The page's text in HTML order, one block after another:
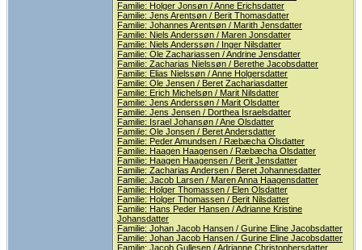
Familie: Holger Jonsøn / Anne Erichsdatter
Familie: Jens Arentsøn / Berit Thomasdatter
Familie: Johannes Arentsøn / Marith Jensdatter
Familie: Niels Anderssøn / Maren Jonsdatter
Familie: Niels Anderssøn / Inger Nilsdatter
Familie: Ole Zachariassen / Andrine Jensdatter
Familie: Zacharias Nielssøn / Berethe Jacobsdatter
Familie: Elias Nielssøn / Anne Holgersdatter
Familie: Ole Jensen / Beret Zachariasdatter
Familie: Erich Michelsøn / Marit Nilsdatter
Familie: Jens Anderssøn / Marit Olsdatter
Familie: Jens Jensen / Dorthea Israelsdatter
Familie: Israel Johansøn / Ane Olsdatter
Familie: Ole Jonsen / Beret Andersdatter
Familie: Peder Amundsen / Ræbæcha Olsdatter
Familie: Haagen Haagensen / Ræbæcha Olsdatter
Familie: Haagen Haagensen / Berit Jensdatter
Familie: Zacharias Andersen / Beret Johannesdatter
Familie: Jacob Larsen / Maren Anna Haagensdatter
Familie: Holger Thomassen / Elen Olsdatter
Familie: Holger Thomassen / Berit Nilsdatter
Familie: Hans Peder Hansen / Adrianne Kristine
Johansdatter
Familie: Johan Jacob Hansen / Gurine Eline Jacobsdatter
Familie: Johan Jacob Hansen / Gurine Eline Jacobsdatter
Familie: Jacob Gullesen / Adrianne Christophersdatter